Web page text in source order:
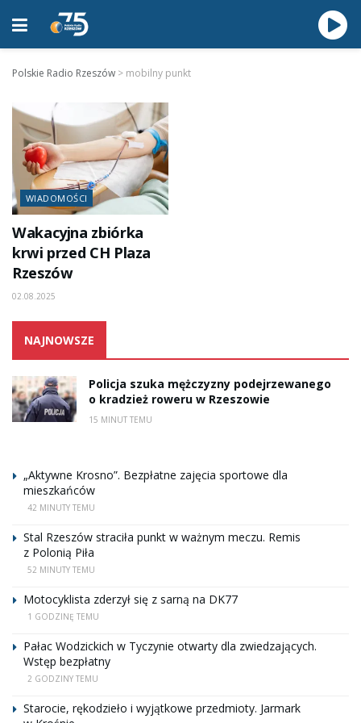
Polskie Radio Rzeszów > mobilny punkt
WIADOMOŚCI
Wakacyjna zbiórka
krwi przed CH Plaza
Rzeszów
02.08.2025
NAJNOWSZE
Policja szuka mężczyzny podejrzewanego
o kradzież roweru w Rzeszowie
15 MINUT TEMU
„Aktywne Krosno”. Bezpłatne zajęcia sportowe dla
mieszkańców
42 MINUTY TEMU
Stal Rzeszów straciła punkt w ważnym meczu. Remis
z Polonią Piła
52 MINUTY TEMU
Motocyklista zderzył się z sarną na DK77
1 GODZINĘ TEMU
Pałac Wodzickich w Tyczynie otwarty dla zwiedzających.
Wstęp bezpłatny
2 GODZINY TEMU
Starocie, rękodzieło i wyjątkowe przedmioty. Jarmark